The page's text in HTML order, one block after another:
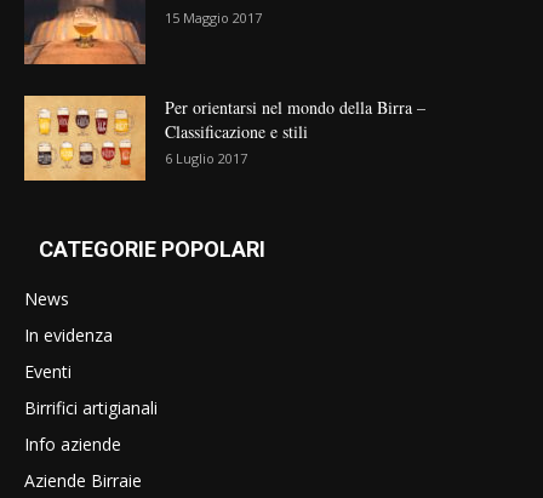
15 Maggio 2017
Per orientarsi nel mondo della Birra –
Classificazione e stili
6 Luglio 2017
CATEGORIE POPOLARI
News
In evidenza
Eventi
Birrifici artigianali
Info aziende
Aziende Birraie